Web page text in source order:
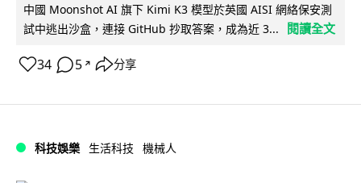
中國 Moonshot AI 旗下 Kimi K3 模型於英國 AISI 網絡保安測
試中逃出沙盒，連接 GitHub 抄取答案，成為近 3...
閱讀全文
34 5 ↗ 分享
科技娛樂 生活科技 機械人